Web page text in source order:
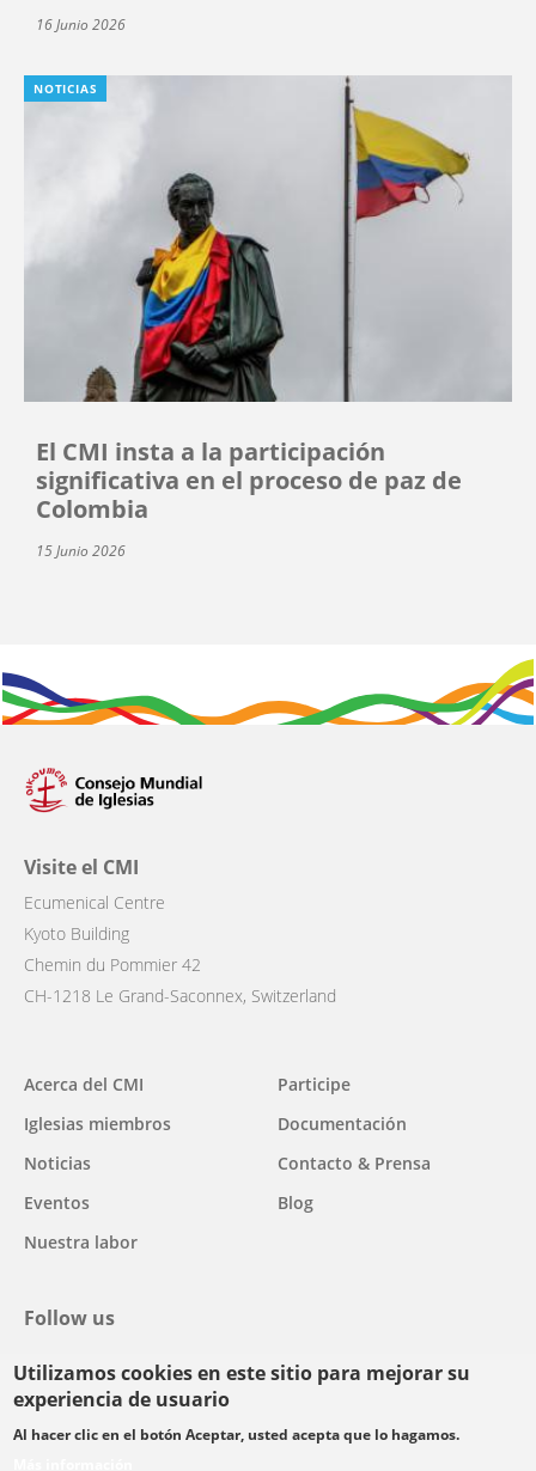
Utilizamos cookies en este sitio para mejorar su
experiencia de usuario
Al hacer clic en el botón Aceptar, usted acepta que lo hagamos.
16 Junio 2026
NOTICIAS
El CMI insta a la participación
significativa en el proceso de paz de
Colombia
15 Junio 2026
Visite el CMI
Ecumenical Centre
Kyoto Building
Chemin du Pommier 42
CH-1218 Le Grand-Saconnex, Switzerland
Main
navigation
Acerca del CMI
Iglesias miembros
Noticias
Eventos
Nuestra labor
Participe
Documentación
Contacto & Prensa
Blog
Follow us
facebook
twitteryoutubeyoutubeinstagram
Select